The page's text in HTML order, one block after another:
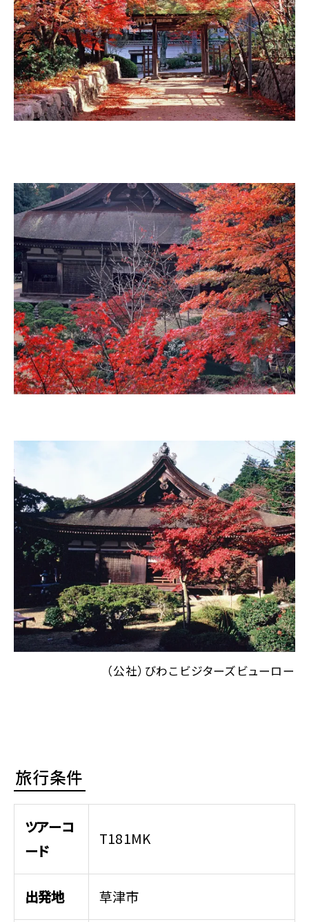
（公社）びわこビジターズビューロー
旅行条件
ツアーコ
ード
T181MK
出発地 草津市